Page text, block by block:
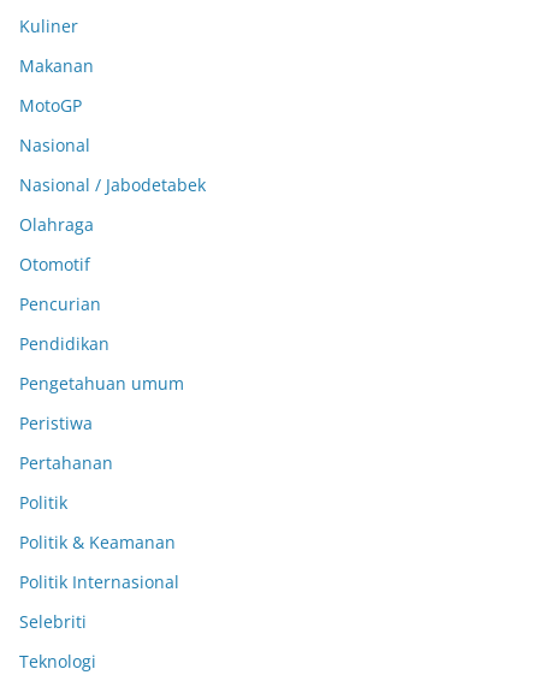
Kuliner
Makanan
MotoGP
Nasional
Nasional / Jabodetabek
Olahraga
Otomotif
Pencurian
Pendidikan
Pengetahuan umum
Peristiwa
Pertahanan
Politik
Politik & Keamanan
Politik Internasional
Selebriti
Teknologi